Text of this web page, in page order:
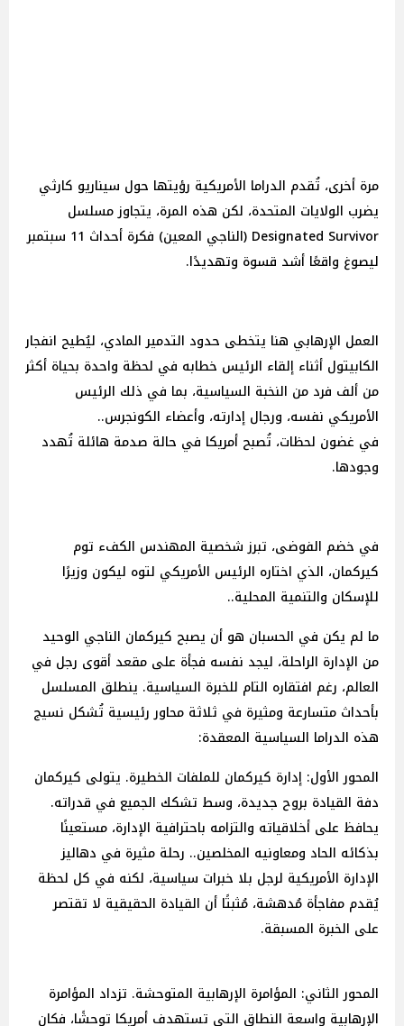
مرة أخرى، تُقدم الدراما الأمريكية رؤيتها حول سيناريو كارثي
يضرب الولايات المتحدة، لكن هذه المرة، يتجاوز مسلسل
Designated Survivor (الناجي المعين) فكرة أحداث 11 سبتمبر
ليصوغ واقعًا أشد قسوة وتهديدًا.
العمل الإرهابي هنا يتخطى حدود التدمير المادي، ليُطيح انفجار
الكابيتول أثناء إلقاء الرئيس خطابه في لحظة واحدة بحياة أكثر
من ألف فرد من النخبة السياسية، بما في ذلك الرئيس
الأمريكي نفسه، ورجال إدارته، وأعضاء الكونجرس..
في غضون لحظات، تُصبح أمريكا في حالة صدمة هائلة تُهدد
وجودها.
في خضم الفوضى، تبرز شخصية المهندس الكفء توم
كيركمان، الذي اختاره الرئيس الأمريكي لتوه ليكون وزيرًا
للإسكان والتنمية المحلية..
ما لم يكن في الحسبان هو أن يصبح كيركمان الناجي الوحيد
من الإدارة الراحلة، ليجد نفسه فجأة على مقعد أقوى رجل في
العالم، رغم افتقاره التام للخبرة السياسية. ينطلق المسلسل
بأحداث متسارعة ومثيرة في ثلاثة محاور رئيسية تُشكل نسيج
هذه الدراما السياسية المعقدة:
المحور الأول: إدارة كيركمان للملفات الخطيرة. يتولى كيركمان
دفة القيادة بروح جديدة، وسط تشكك الجميع في قدراته.
يحافظ على أخلاقياته والتزامه باحترافية الإدارة، مستعينًا
بذكائه الحاد ومعاونيه المخلصين.. رحلة مثيرة في دهاليز
الإدارة الأمريكية لرجل بلا خبرات سياسية، لكنه في كل لحظة
يُقدم مفاجأة مُدهشة، مُثبتًا أن القيادة الحقيقية لا تقتصر
على الخبرة المسبقة.
المحور الثاني: المؤامرة الإرهابية المتوحشة. تزداد المؤامرة
الإرهابية واسعة النطاق التي تستهدف أمريكا توحشًا، فكان